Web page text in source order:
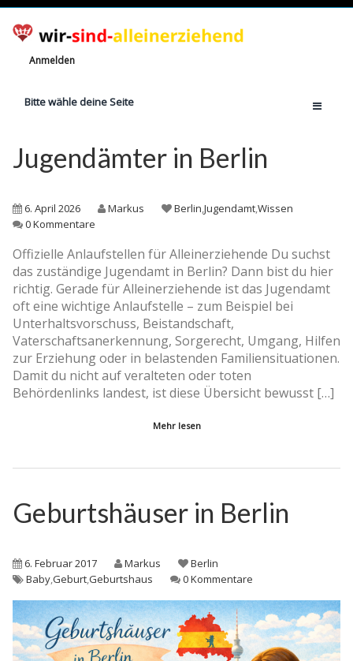
Anmelden
Bitte wähle deine Seite
Jetzt registrieren!
Anzahl Alleinerziehende
Finanzielle Hilfe
Witze
Wissen
Rechte
Jugendämter in Berlin
6. April 2026 Markus Berlin,Jugendamt,Wissen
0 Kommentare
Offizielle Anlaufstellen für Alleinerziehende Du suchst
das zuständige Jugendamt in Berlin? Dann bist du hier
richtig. Gerade für Alleinerziehende ist das Jugendamt
oft eine wichtige Anlaufstelle – zum Beispiel bei
Unterhaltsvorschuss, Beistandschaft,
Vaterschaftsanerkennung, Sorgerecht, Umgang, Hilfen
zur Erziehung oder in belastenden Familiensituationen.
Damit du nicht auf veralteten oder toten
Behördenlinks landest, ist diese Übersicht bewusst […]
Mehr lesen
Geburtshäuser in Berlin
6. Februar 2017 Markus
Berlin
Baby,Geburt,Geburtshaus 0 Kommentare